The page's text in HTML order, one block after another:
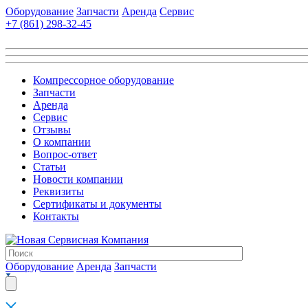
Оборудование Запчасти Аренда Сервис
+7 (861) 298-32-45
Компрессорное оборудование
Запчасти
Аренда
Сервис
Отзывы
О компании
Вопрос-ответ
Статьи
Новости компании
Реквизиты
Сертификаты и документы
Контакты
Оборудование Аренда Запчасти